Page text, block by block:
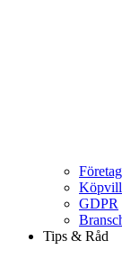
GDPR
Tips & Råd